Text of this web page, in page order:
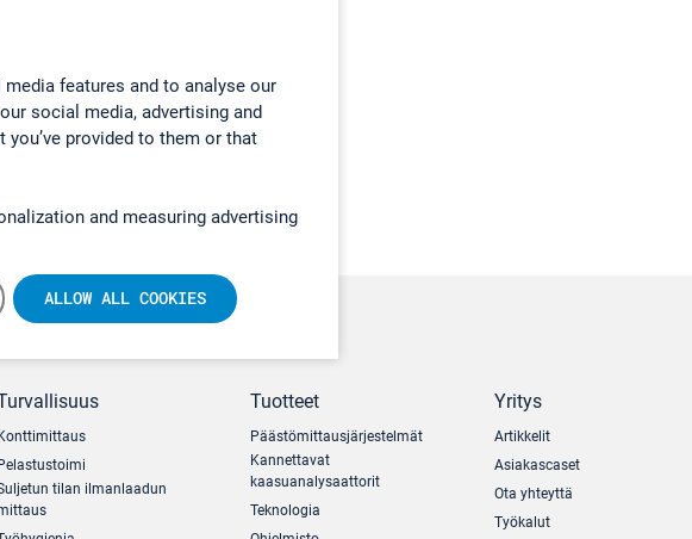
features and to analyse our
social media, advertising and
provided to them or that
and measuring advertising
ALLOW ALL COOKIES
Konttimittaus
Pelastustoimi
tilan ilmanlaadun
Tuotteet
Päästömittausjärjestelmät
Kannettavat
kaasuanalysaattorit
Teknologia
Yritys
Artikkelit
Asiakascaset
Ota yhteyttä
Työkalut